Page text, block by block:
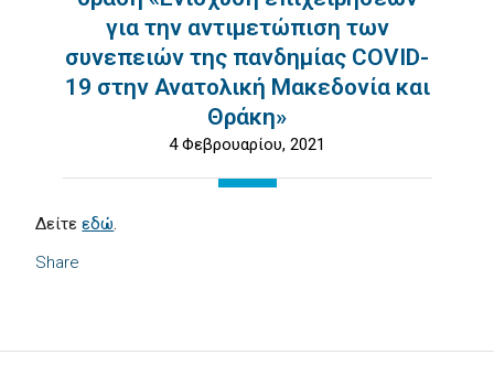
για την αντιμετώπιση των
συνεπειών της πανδημίας COVID-
19 στην Ανατολική Μακεδονία και
Θράκη»
4 Φεβρουαρίου, 2021
Share
Δείτεεδώ.